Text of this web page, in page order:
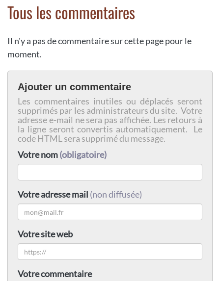
Tous les commentaires
Il n'y a pas de commentaire sur cette page pour le
moment.
Ajouter un commentaire
Les commentaires inutiles ou déplacés seront
supprimés par les administrateurs du site. Votre
adresse e-mail ne sera pas affichée. Les retours à
la ligne seront convertis automatiquement. Le
code HTML sera supprimé du message.
Votre nom(obligatoire)
Votre adresse mail (non diffusée)
Votre site web
Votre commentaire